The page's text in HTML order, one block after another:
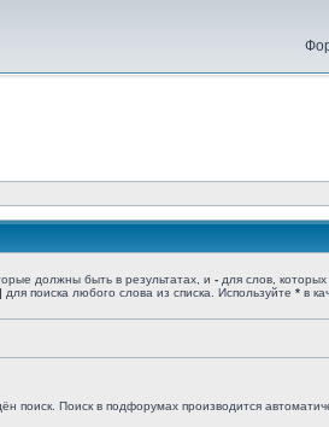
должны быть в результатах, и - для слов, которых
| для поиска любого слова из списка. Используйте * в
поиск. Поиск в подфорумах производится